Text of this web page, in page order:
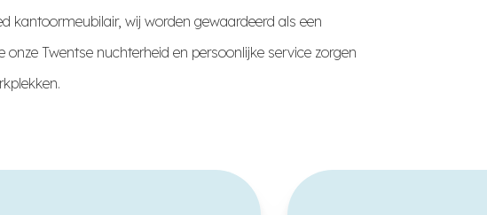
kantoormeubilair, wij worden gewaardeerd als een
Twentse nuchterheid en persoonlijke service zorgen